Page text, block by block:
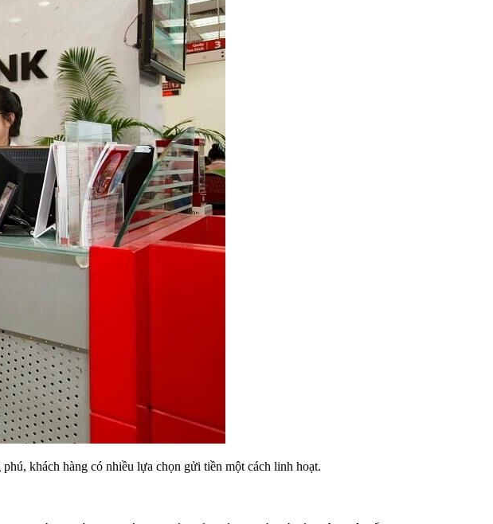
khách hàng có nhiều lựa chọn gửi tiền một cách linh hoạt.